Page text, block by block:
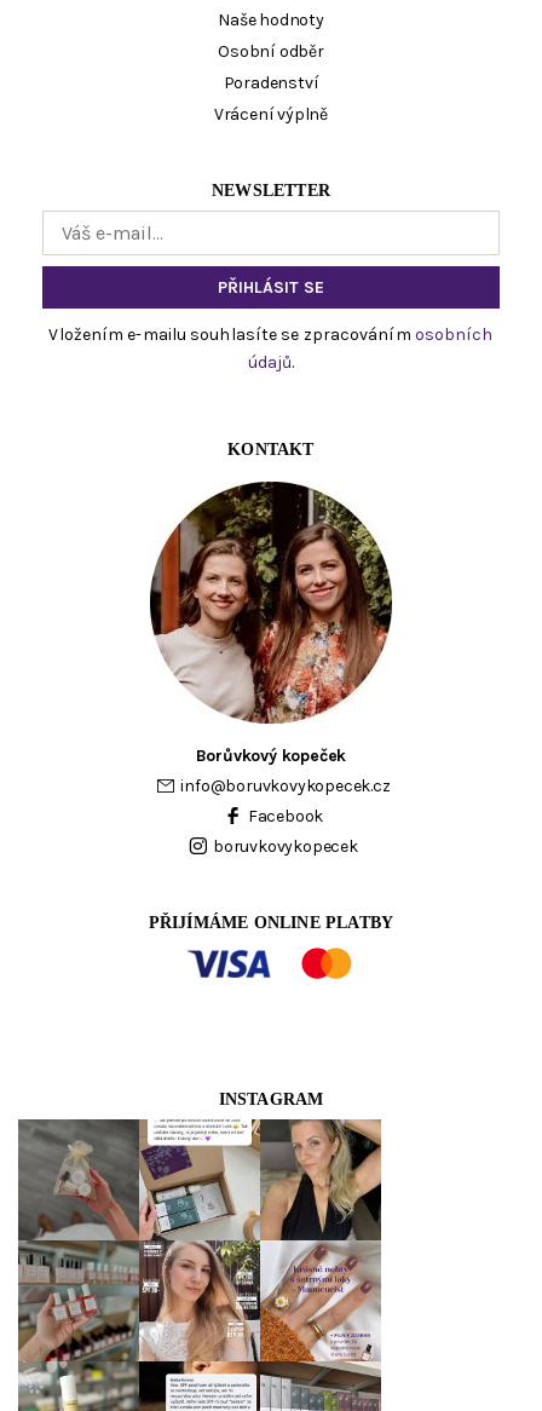
Naše hodnoty
Osobní odběr
Poradenství
Vrácení výplně
NEWSLETTER
Vložením e-mailu souhlasíte se zpracováním osobních
údajů.
KONTAKT
Borůvkový kopeček
info@boruvkovykopecek.cz
Facebook
boruvkovykopecek
PŘIJÍMÁME ONLINE PLATBY
INSTAGRAM